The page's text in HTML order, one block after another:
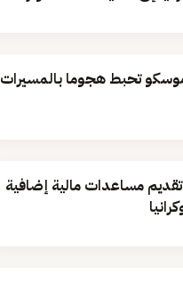
تحبط هجوما بالمسيرات
تقديم مساعدات مالية إضافية